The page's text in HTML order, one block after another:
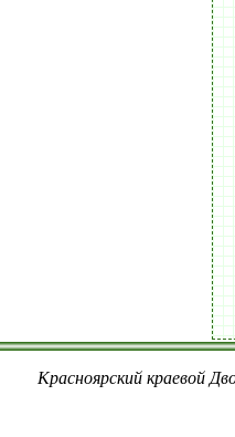
Красноярский краевой